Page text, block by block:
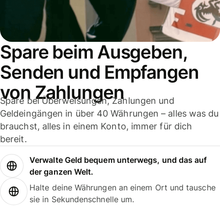
Spare beim Ausgeben,
Senden und Empfangen
von Zahlungen
Spare bei Überweisungen, Zahlungen und
Geldeingängen in über 40 Währungen – alles was du
brauchst, alles in einem Konto, immer für dich
bereit.
Verwalte Geld bequem unterwegs, und das auf
der ganzen Welt.
Halte deine Währungen an einem Ort und tausche
sie in Sekundenschnelle um.